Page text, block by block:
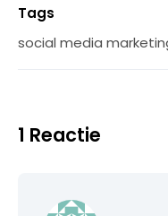
Tags
social media
1 Reactie